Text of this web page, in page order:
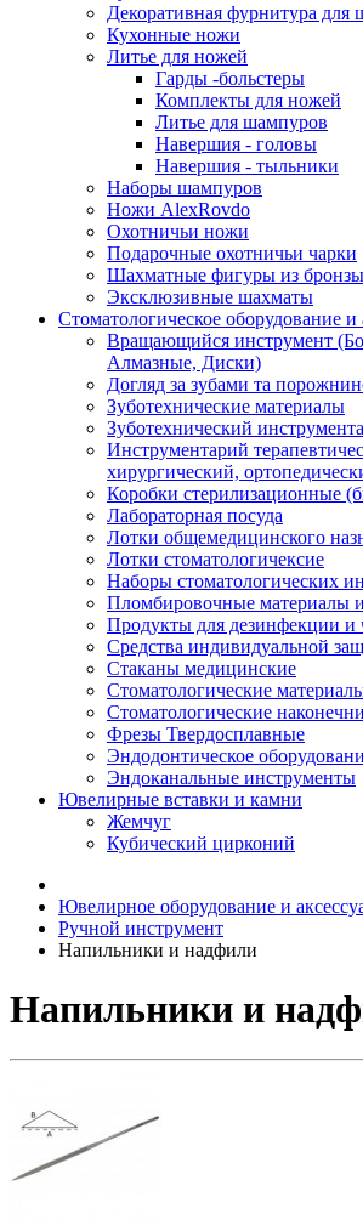
Декоративная фурнитура для
Кухонные ножи
Литье для ножей
Гарды -больстеры
Комплекты для ножей
Литье для шампуров
Навершия - головы
Навершия - тыльники
Наборы шампуров
Ножи AlexRovdo
Охотничьи ножи
Подарочные охотничьи чарки
Шахматные фигуры из
Эксклюзивные шахматы
Стоматологическое оборудование и
Вращающийся инструмент
Алмазные, Диски)
Догляд за зубами та
Зуботехнические материалы
Зуботехнический
Инструментарий
хирургический,
Коробки стерилизационные
Лабораторная посуда
Лотки общемедицинского
Лотки стоматологичексие
Наборы стоматологических
Пломбировочные материалы
Продукты для дезинфекции и
Средства индивидуальной
Стаканы медицинские
Стоматологические
Стоматологические
Фрезы Твердосплавные
Эндодонтическое
Эндоканальные инструменты
Ювелирные вставки и камни
Жемчуг
Кубический цирконий
Ювелирное оборудование и
Ручной инструмент
Напильники и надфили
Напильники и